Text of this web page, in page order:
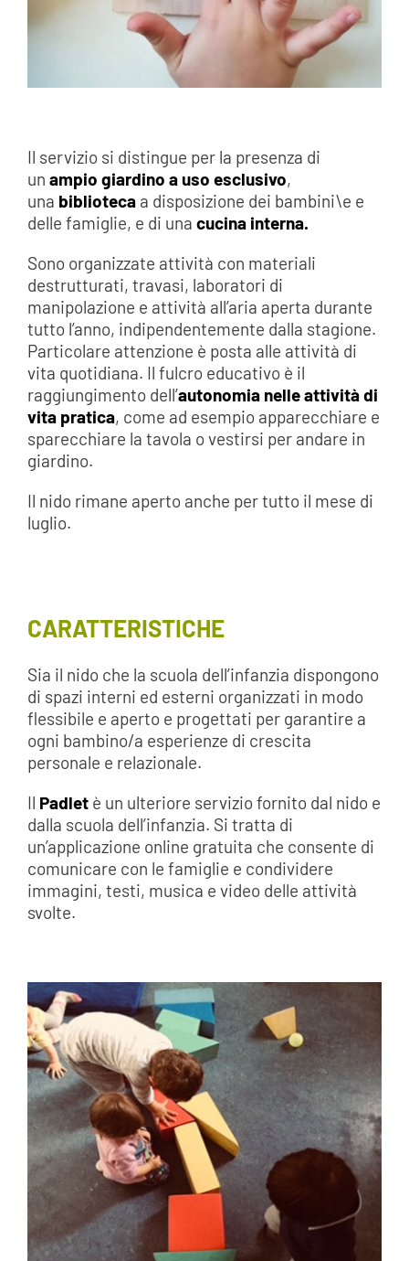
Il servizio si distingue per la presenza di
un ampio giardino a uso esclusivo,
una bibliotecaa disposizione dei bambini\e e
delle famiglie, e di una cucina interna.
Sono organizzate attività con materiali
destrutturati, travasi, laboratori di
manipolazione e attività all’aria aperta durante
tutto l’anno, indipendentemente dalla stagione.
Particolare attenzione è posta alle attività di
vita quotidiana. Il fulcro educativo è il
raggiungimento dell’autonomia nelle attività di
vita pratica, come ad esempio apparecchiare e
sparecchiare la tavola o vestirsi per andare in
giardino.
Il nido rimane aperto anche per tutto il mese di
luglio.
CARATTERISTICHE
Sia il nido che la scuola dell’infanzia dispongono
di spazi interni ed esterni organizzati in modo
flessibile e aperto e progettati per garantire a
ogni bambino/a esperienze di crescita
personale e relazionale.
Il Padletè un ulteriore servizio fornito dal nido e
dalla scuola dell’infanzia. Si tratta di
un’applicazione online gratuita che consente di
comunicare con le famiglie e condividere
immagini, testi, musica e video delle attività
svolte.